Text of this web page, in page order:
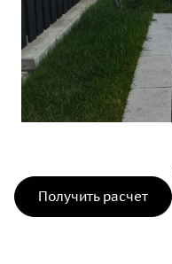
Получить расчет